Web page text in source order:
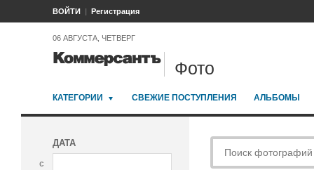
ВОЙТИ Регистрация
06 АВГУСТА, ЧЕТВЕРГ
Фото
КАТЕГОРИИ СВЕЖИЕ ПОСТУПЛЕНИЯ АЛЬБОМЫ
ДАТА
с